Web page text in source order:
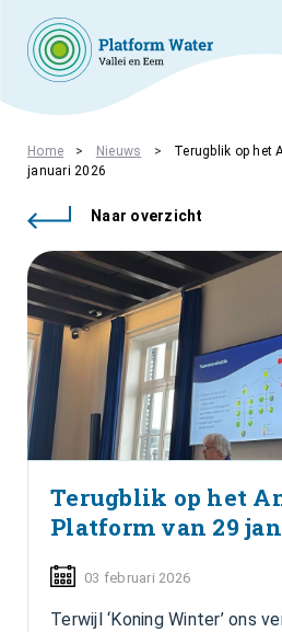
THEMA’S
NIEUWS
WIE ZIJN WIJ
PLATFORMLEDEN
PLATFORM ACADEMIE
VACATURES
INLOGGEN
Home Nieuws
Terugblik op het
januari 2026
Naar overzicht
Terugblik op het
Platform van 29
03 februari 2026
Terwijl ‘Koning Winter’ ons